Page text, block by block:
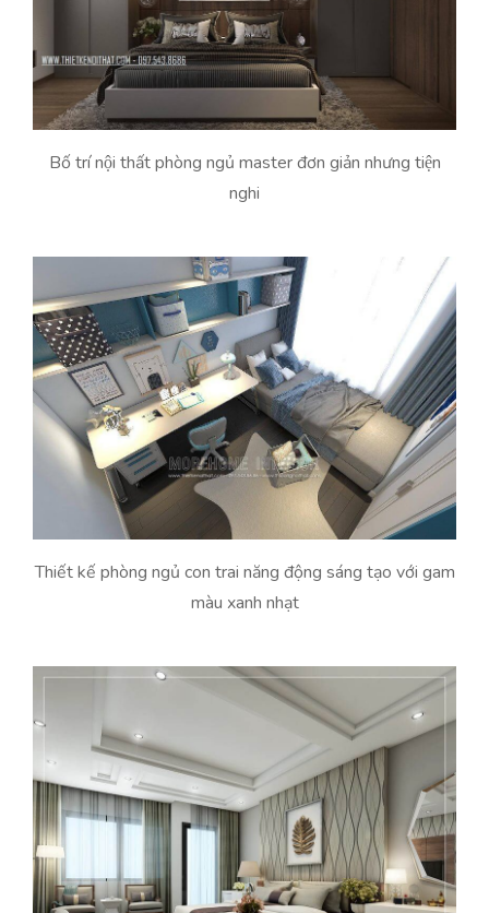
Bố trí nội thất phòng ngủ master đơn giản nhưng tiện
nghi
Thiết kế phòng ngủ con trai năng động sáng tạo với gam
màu xanh nhạt